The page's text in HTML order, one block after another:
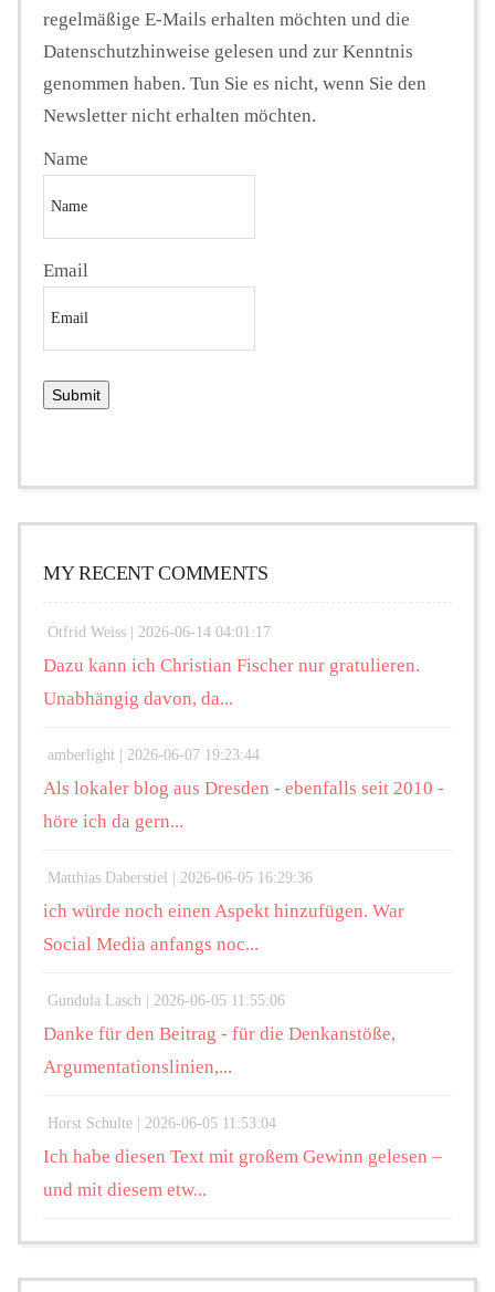
regelmäßige E-Mails erhalten möchten und die
Datenschutzhinweise gelesen und zur Kenntnis
genommen haben. Tun Sie es nicht, wenn Sie den
Newsletter nicht erhalten möchten.
Name
Email
MY RECENT COMMENTS
Otfrid Weiss | 2026-06-14 04:01:17
Dazu kann ich Christian Fischer nur gratulieren.
Unabhängig davon, da...
amberlight | 2026-06-07 19:23:44
Als lokaler blog aus Dresden - ebenfalls seit 2010 -
höre ich da gern...
Matthias Daberstiel | 2026-06-05 16:29:36
ich würde noch einen Aspekt hinzufügen. War
Social Media anfangs noc...
Gundula Lasch | 2026-06-05 11:55:06
Danke für den Beitrag - für die Denkanstöße,
Argumentationslinien,...
Horst Schulte | 2026-06-05 11:53:04
Ich habe diesen Text mit großem Gewinn gelesen –
und mit diesem etw...